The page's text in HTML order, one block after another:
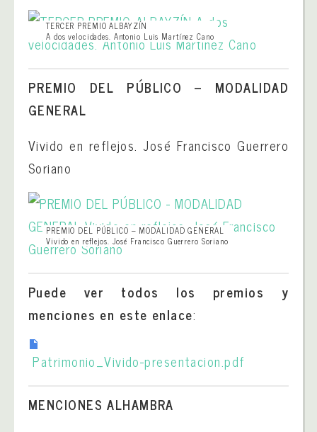
TERCER PREMIO ALBAYZÍN
A dos velocidades. Antonio Luis Martínez Cano
PREMIO DEL PÚBLICO – MODALIDAD
GENERAL
Vivido en reflejos. José Francisco Guerrero
Soriano
PREMIO DEL PÚBLICO – MODALIDAD GENERAL
Vivido en reflejos. José Francisco Guerrero Soriano
Puede ver todos los premios y
menciones en este enlace:
Patrimonio_Vivido-presentacion.pdf
MENCIONES ALHAMBRA